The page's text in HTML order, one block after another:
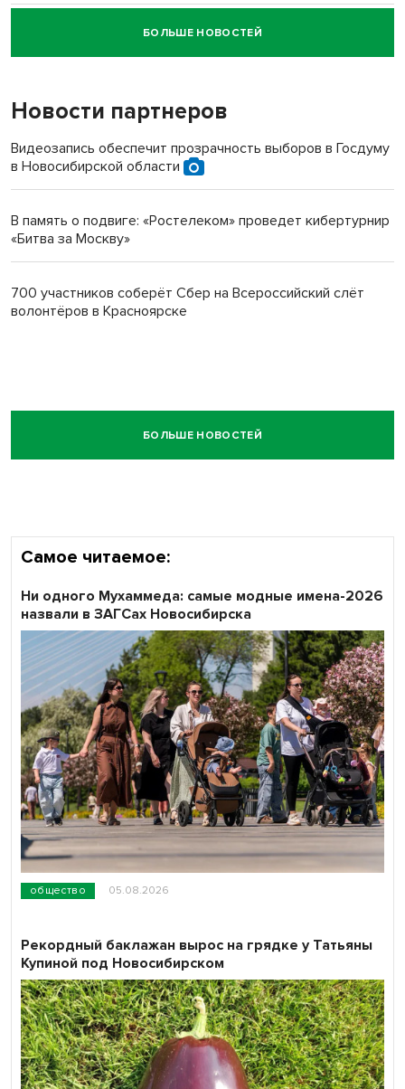
Новосибирский суд наказал водителя за смерть
пенсионерки на вокзале
БОЛЬШЕ НОВОСТЕЙ
Новости партнеров
Видеозапись обеспечит прозрачность выборов в Госдуму
в Новосибирской области
В память о подвиге: «Ростелеком» проведет кибертурнир
«Битва за Москву»
700 участников соберёт Сбер на Всероссийский слёт
волонтёров в Красноярске
БОЛЬШЕ НОВОСТЕЙ
Самое читаемое:
общество 05.08.2026
Ни одного Мухаммеда: самые модные имена-2026
назвали в ЗАГСах Новосибирска
Рекордный баклажан вырос на грядке у Татьяны
Купиной под Новосибирском